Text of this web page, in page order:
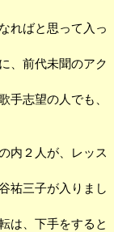
ればと思って入っ
、前代未聞のアク
手志望の人でも、
内２人が、レッス
祐三子が入りまし
は、下手をすると